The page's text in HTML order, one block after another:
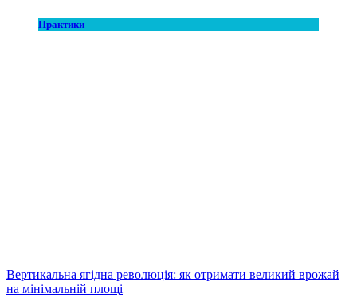
Практики
Вертикальна ягідна революція: як отримати великий врожай
на мінімальній площі